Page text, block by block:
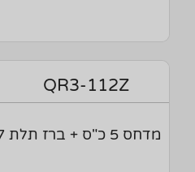
QR3-112Z
מדחס 5 כ"ס + ברז תלת 404a/507